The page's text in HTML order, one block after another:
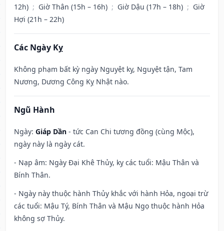
12h) ; Giờ Thân (15h – 16h) ; Giờ Dậu (17h – 18h) ; Giờ
Hợi (21h – 22h)
Các Ngày Kỵ
Không phạm bất kỳ ngày Nguyệt kỵ, Nguyệt tận, Tam
Nương, Dương Công Kỵ Nhật nào.
Ngũ Hành
Ngày: Giáp Dần - tức Can Chi tương đồng (cùng Mộc),
ngày này là ngày cát.
- Nạp âm: Ngày Đại Khê Thủy, kỵ các tuổi: Mậu Thân và
Bính Thân.
- Ngày này thuộc hành Thủy khắc với hành Hỏa, ngoại trừ
các tuổi: Mậu Tý, Bính Thân và Mậu Ngọ thuộc hành Hỏa
không sợ Thủy.